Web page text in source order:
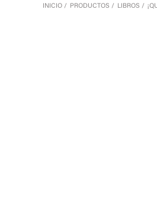
INICIO PRODUCTOS LIBROS